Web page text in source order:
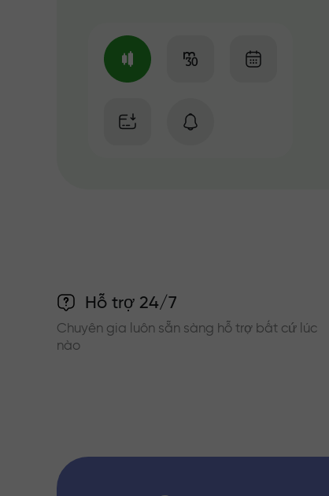
Hỗ trợ 24/7
Chuyên gia luôn sẵn sàng hỗ trợ bất cứ lúc
nào